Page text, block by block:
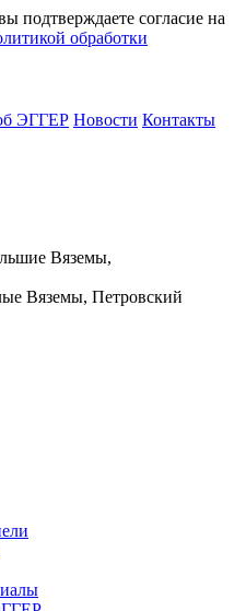
подтверждаете согласие на
обработки
ЭГГЕР Новости Контакты
Вяземы,
Вяземы, Петровский